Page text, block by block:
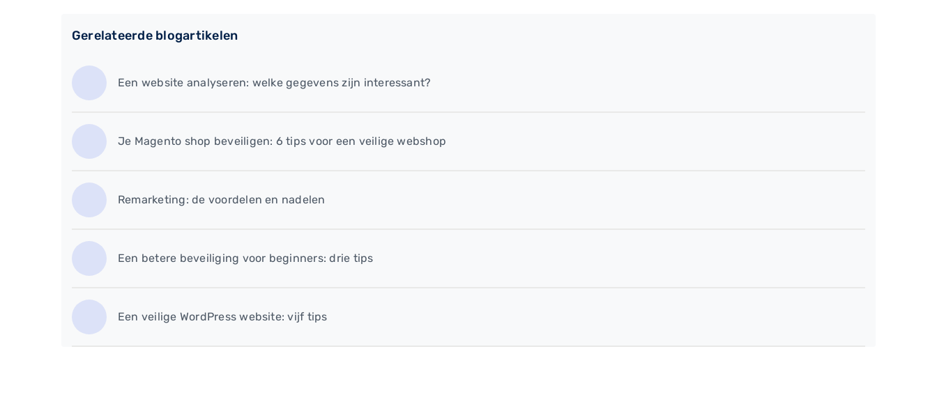
Gerelateerde blogartikelen
Een website analyseren: welke gegevens zijn interessant?
Je Magento shop beveiligen: 6 tips voor een veilige webshop
Remarketing: de voordelen en nadelen
Een betere beveiliging voor beginners: drie tips
Een veilige WordPress website: vijf tips